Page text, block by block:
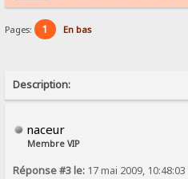
Pages: 1 En bas
Description:
naceur
Membre VIP
Réponse #3 le: 17 mai 2009,